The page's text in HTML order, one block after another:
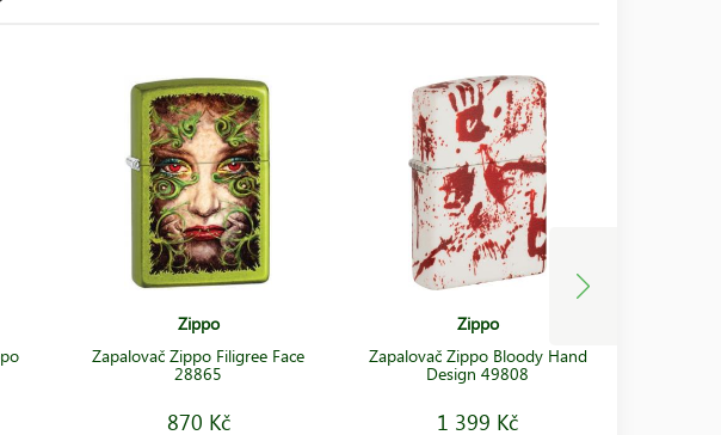
Zippo
Zapalovač Zippo Filigree Face
28865
870 Kč
Zippo
Zapalovač Zippo Bloody Hand
Design 49808
1 399 Kč